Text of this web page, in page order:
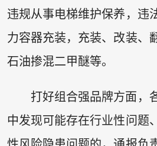
违规从事电梯维护保养，违
力容器充装，充装、改装、
石油掺混二甲醚等。
打好组合强品牌方面，
中发现可能存在行业性问题